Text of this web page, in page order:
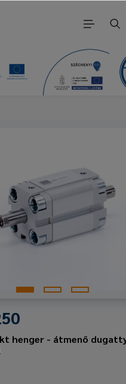
henger - átmenő